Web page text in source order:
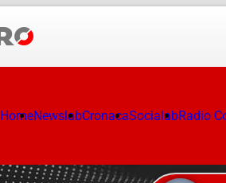
HomeNewslabCronacaSocialabRadio